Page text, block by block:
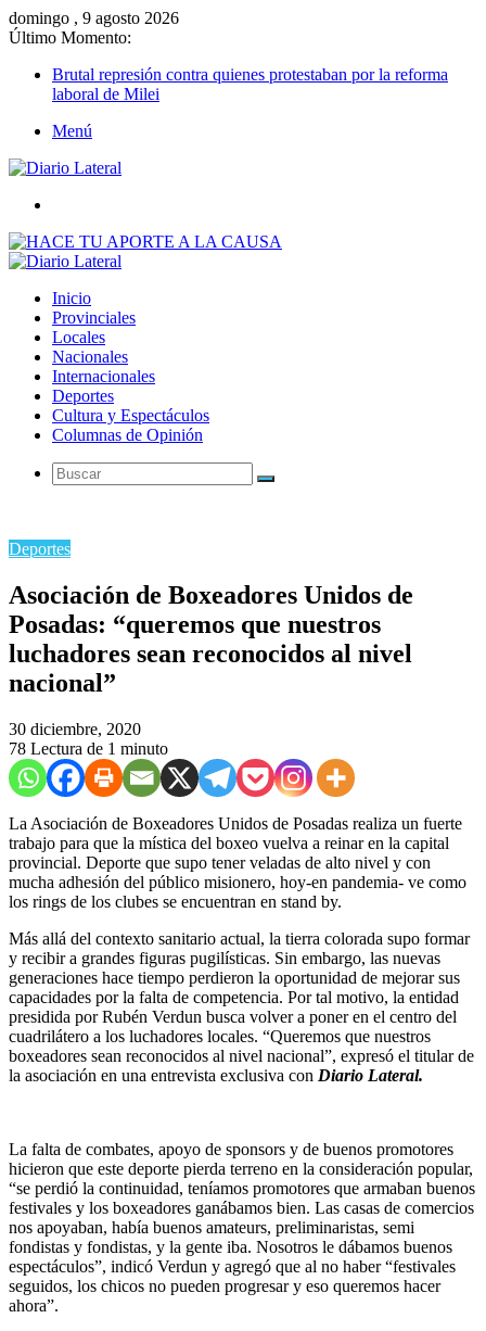
domingo , 9 agosto 2026
Último Momento:
Brutal represión contra quienes protestaban por la reforma
laboral de Milei
Menú
Inicio
Provinciales
Locales
Nacionales
Internacionales
Deportes
Cultura y Espectáculos
Columnas de Opinión
Buscar
Deportes
Asociación de Boxeadores Unidos de
Posadas: “queremos que nuestros
luchadores sean reconocidos al nivel
nacional”
30 diciembre, 2020
78 Lectura de 1 minuto
La Asociación de Boxeadores Unidos de Posadas realiza un fuerte
trabajo para que la mística del boxeo vuelva a reinar en la capital
provincial. Deporte que supo tener veladas de alto nivel y con
mucha adhesión del público misionero, hoy-en pandemia- ve como
los rings de los clubes se encuentran en stand by.
Más allá del contexto sanitario actual, la tierra colorada supo formar
y recibir a grandes figuras pugilísticas. Sin embargo, las nuevas
generaciones hace tiempo perdieron la oportunidad de mejorar sus
capacidades por la falta de competencia. Por tal motivo, la entidad
presidida por Rubén Verdun busca volver a poner en el centro del
cuadrilátero a los luchadores locales. “Queremos que nuestros
boxeadores sean reconocidos al nivel nacional”, expresó el titular de
la asociación en una entrevista exclusiva con Diario Lateral.
La falta de combates, apoyo de sponsors y de buenos promotores
hicieron que este deporte pierda terreno en la consideración popular,
“se perdió la continuidad, teníamos promotores que armaban buenos
festivales y los boxeadores ganábamos bien. Las casas de comercios
nos apoyaban, había buenos amateurs, preliminaristas, semi
fondistas y fondistas, y la gente iba. Nosotros le dábamos buenos
espectáculos”, indicó Verdun y agregó que al no haber “festivales
seguidos, los chicos no pueden progresar y eso queremos hacer
ahora”.